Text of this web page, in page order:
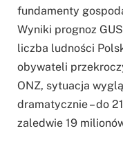
fundamenty
Wyniki prognoz
liczba ludności
obywateli
ONZ, sytuacja
dramatycznie – do
zaledwie 19